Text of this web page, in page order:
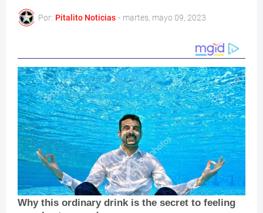
Por: Pitalito Noticias - martes, mayo 09, 2023